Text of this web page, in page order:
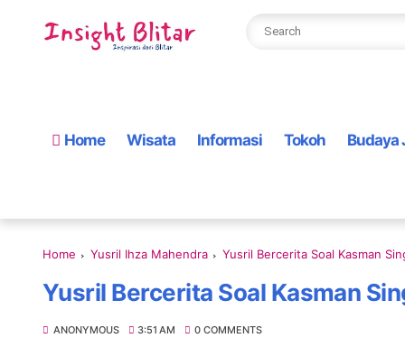
Home Wisata Informasi Tokoh Budaya
Home Yusril Ihza Mahendra Yusril Bercerita Soal Kasman
Yusril Bercerita Soal Kasman
ANONYMOUS 3:51 AM 0 COMMENTS